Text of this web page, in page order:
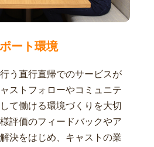
ート環境
う直行直帰でのサービスが
ストフォローやコミュニテ
て働ける環境づくりを大切
評価のフィードバックやア
決をはじめ、キャストの業